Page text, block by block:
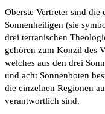
Oberste Vertreter sind die
Sonnenheiligen (sie
drei terranischen
gehören zum Konzil des
welches aus den drei
und acht Sonnenboten
die einzelnen Regionen
verantwortlich sind.